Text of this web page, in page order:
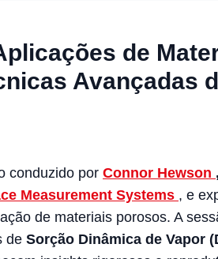
de
Avançadas
conduzido por Connor Hewson
Measurement Systems , e
de materiais porosos. A
de Sorção Dinâmica de Vapor